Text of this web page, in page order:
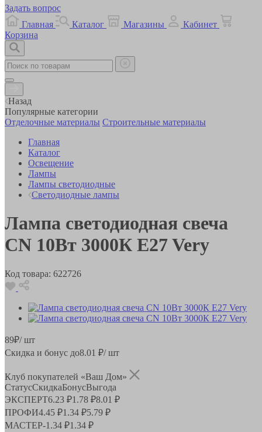
Задать вопрос
Главная
Каталог Магазины
Кабинет
Корзина
Назад
Популярные категории
Отделочные материалы Строительные материалы
Главная
Каталог
Освещение
Лампы
Лампы светодиодные
Светодиодные лампы
Лампа светодиодная свеча
CN 10Вт 3000К E27 Very
Код товара: 622726
89₽/ шт
Скидка и бонус до8.01 ₽/ шт
Клуб покупателей «Ваш Дом»
СтатусСкидкаБонусВыгода
ЭКСПЕРТ6.23 ₽1.78 ₽8.01 ₽
ПРОФИ4.45 ₽1.34 ₽5.79 ₽
МАСТЕР-1.34 ₽1.34 ₽